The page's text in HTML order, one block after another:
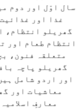
سال اوّل اور دوم
غذا اور
گھریلو انتظام،
انتظام طعام اور
متعلقہ فنون،
گھریلو پاچہ
اور اردو شامل
معاشیات اور
معارفِ